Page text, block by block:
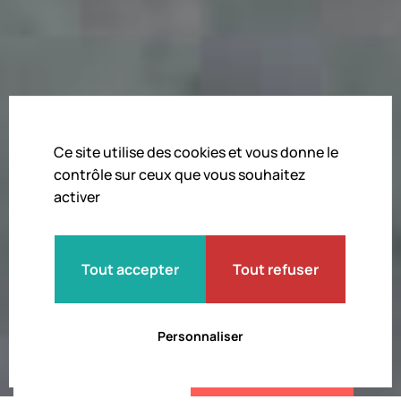
Ce site utilise des cookies et vous donne le
contrôle sur ceux que vous souhaitez
activer
Tout accepter Tout refuser
Personnaliser
dans l’aventure de
l’Aéropostale